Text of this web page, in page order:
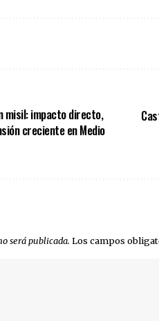
misil: impacto directo,
creciente en Medio
será publicada. Los campos